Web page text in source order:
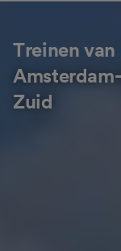
Treinen van
Zuid